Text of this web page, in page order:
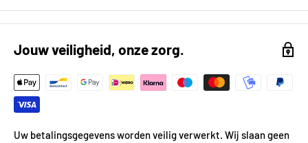
Technische specificaties
Lijntekening
nts/000101/Attachment/
Jouw veiligheid, onze zorg.
Uw betalingsgegevens worden veilig verwerkt. Wij slaan geen